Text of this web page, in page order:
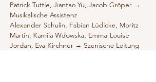
Patrick Tuttle, Jiantao Yu, Jacob Gröper →
Musikalische Assistenz
Alexander Schulin, Fabian Lüdicke, Moritz
Martin, Kamila Wdowska, Emma-Louise
Jordan, Eva Kirchner → Szenische Leitung